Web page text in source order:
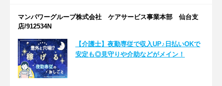
マンパワーグループ株式会社 ケアサービス事業本部 仙台支
店/912534N
【介護士】夜勤専従で収入UP♪日払いOKで
安定も◎見守りや介助などがメイン！